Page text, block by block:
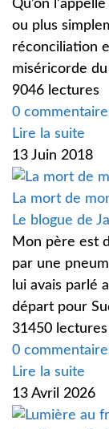
Qu’on
ou plus
réconciliation
miséricorde
9046 lectures
0
Lire la suite
13 Juin 2018
La mort de
Le blogue de
Mon père est
par une
lui avais parlé
départ pour
31450 lectures
0
Lire la suite
13 Avril 2026